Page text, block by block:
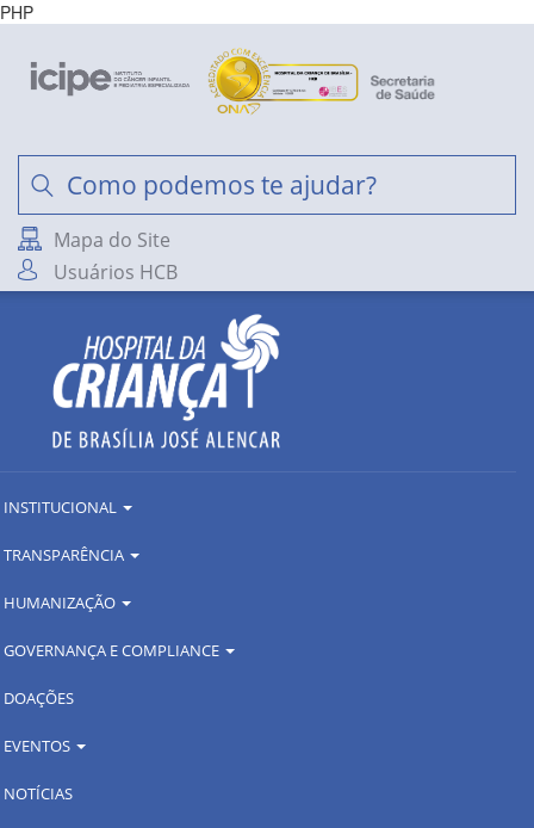
PHP
Mapa do Site
Usuários HCB
INSTITUCIONAL
TRANSPARÊNCIA
HUMANIZAÇÃO
GOVERNANÇA E COMPLIANCE
DOAÇÕES
EVENTOS
NOTÍCIAS